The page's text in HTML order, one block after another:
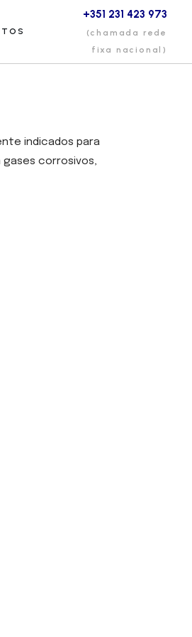
(chamada rede
fixa nacional)
+351 231 423 973
indicados para
corrosivos,